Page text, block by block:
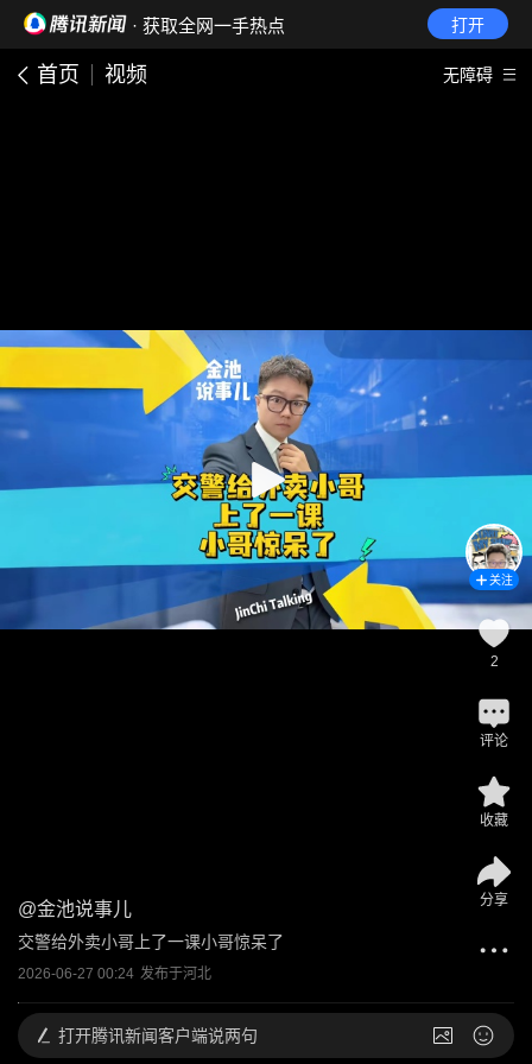
· 获取全网一手热点 打开
首页 视频 无障碍
@金池说事儿
交警给外卖小哥上了一课小哥惊呆了
2026-06-27 00:24 发布于河北
关注
2
评论
收藏
分享
打开腾讯新闻客户端说两句